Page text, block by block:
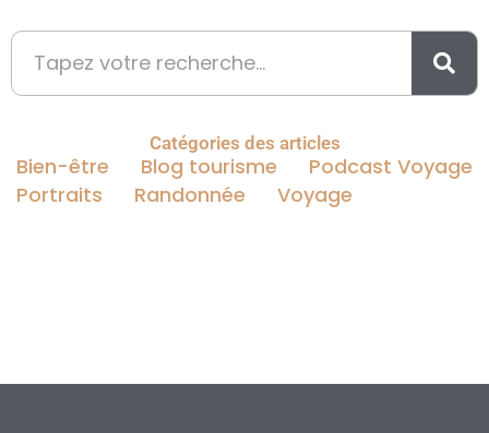
Catégories des articles
Bien-être Blog tourisme
Podcast Voyage
Portraits
Randonnée Voyage